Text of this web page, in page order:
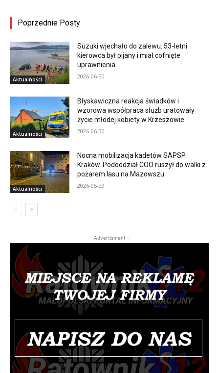
Poprzednie Posty
Aktualności
Suzuki wjechało do zalewu. 53-letni
kierowca był pijany i miał cofnięte
uprawnienia
2026-06-30
Aktualności
Błyskawiczna reakcja świadków i
wzorowa współpraca służb uratowały
życie młodej kobiety w Krzeszowie
2026-06-30
Aktualności
Nocna mobilizacja kadetów SAPSP
Kraków. Pododdział COO ruszył do walki z
pożarem lasu na Mazowszu
2026-05-29
- Advertisment -